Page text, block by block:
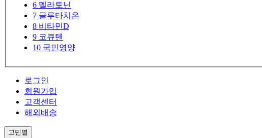
6 멜라토닌
7 글루타치온
8 비타민D
9 코큐텐
10 국민영양
로그인
회원가입
고객센터
해외배송
고민별